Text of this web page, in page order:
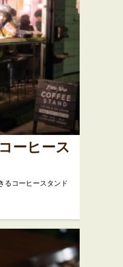
ーヒース
るコーヒースタンド